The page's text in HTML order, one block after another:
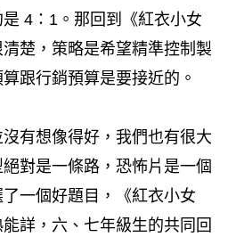
4：1。那回到《紅衣小女
楚，策略是希望精準控制製
跟行銷預算是要接近的。
有想像得好，我們也有很大
對是一條路，恐怖片是一個
一個好題目，《紅衣小女
詳，六、七年級生的共同回